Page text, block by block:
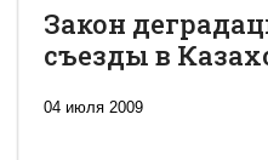
Закон
съезды в
04 июля 2009